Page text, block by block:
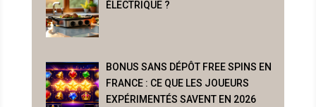
ÉLECTRIQUE ?
BONUS SANS DÉPÔT FREE SPINS EN
FRANCE : CE QUE LES JOUEURS
EXPÉRIMENTÉS SAVENT EN 2026